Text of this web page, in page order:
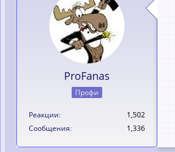
ProFanas
Профи
Реакции
1,502
Сообщения
1,336